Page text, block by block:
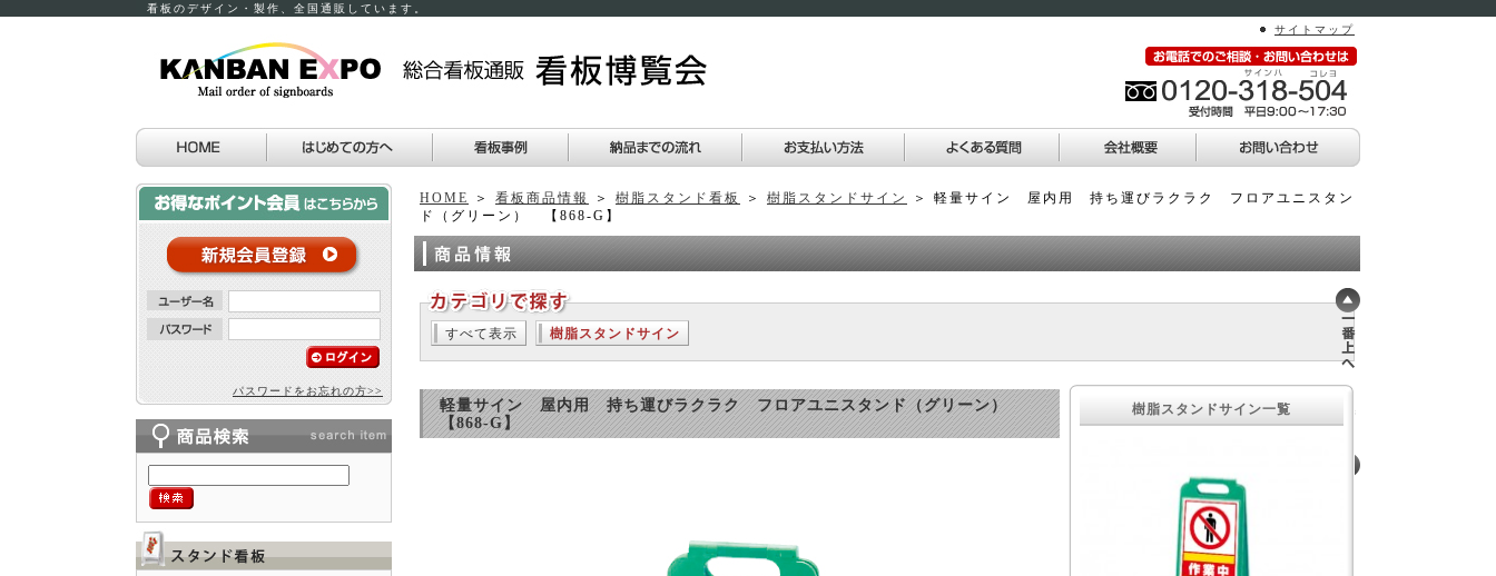
看板のデザイン・製作、全国通販しています。
サイトマップ
HOME ＞ 看板商品情報 ＞ 樹脂スタンド看板 ＞ 樹脂スタンドサイン
＞ 軽量サイン 屋内用 持ち運びラクラク フロアユニスタン
ド（グリーン） 【868-G】
すべて表示 樹脂スタンドサイン
軽量サイン 屋内用 持ち運びラクラク フロアユニスタンド（グリーン）
【868-G】
樹脂スタンドサイン一覧
パスワードをお忘れの方>>